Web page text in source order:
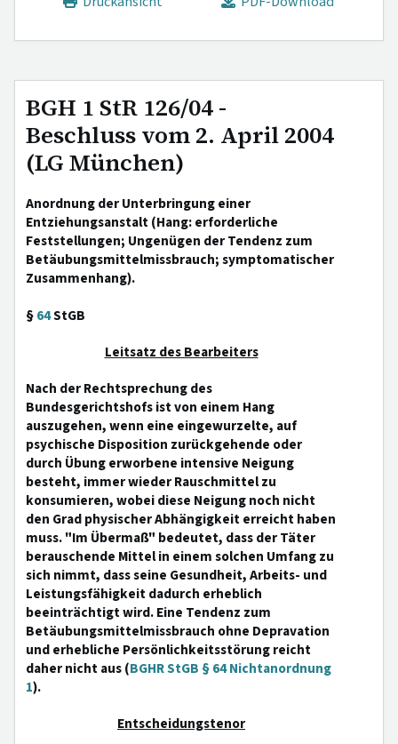
BGH 1 StR 126/04 -
Beschluss vom 2. April 2004
(LG München)
Anordnung der Unterbringung einer
Entziehungsanstalt (Hang: erforderliche
Feststellungen; Ungenügen der Tendenz zum
Betäubungsmittelmissbrauch; symptomatischer
Zusammenhang).
§64StGB
Leitsatz des Bearbeiters
Nach der Rechtsprechung des
Bundesgerichtshofs ist von einem Hang
auszugehen, wenn eine eingewurzelte, auf
psychische Disposition zurückgehende oder
durch Übung erworbene intensive Neigung
besteht, immer wieder Rauschmittel zu
konsumieren, wobei diese Neigung noch nicht
den Grad physischer Abhängigkeit erreicht haben
muss. "Im Übermaß" bedeutet, dass der Täter
berauschende Mittel in einem solchen Umfang zu
sich nimmt, dass seine Gesundheit, Arbeits- und
Leistungsfähigkeit dadurch erheblich
beeinträchtigt wird. Eine Tendenz zum
Betäubungsmittelmissbrauch ohne Depravation
und erhebliche Persönlichkeitsstörung reicht
daher nicht aus (BGHR StGB § 64 Nichtanordnung
1).
Entscheidungstenor